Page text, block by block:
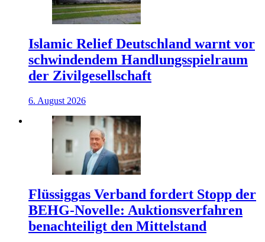
Islamic Relief Deutschland warnt vor
schwindendem Handlungsspielraum
der Zivilgesellschaft
6. August 2026
Flüssiggas Verband fordert Stopp der
BEHG-Novelle: Auktionsverfahren
benachteiligt den Mittelstand